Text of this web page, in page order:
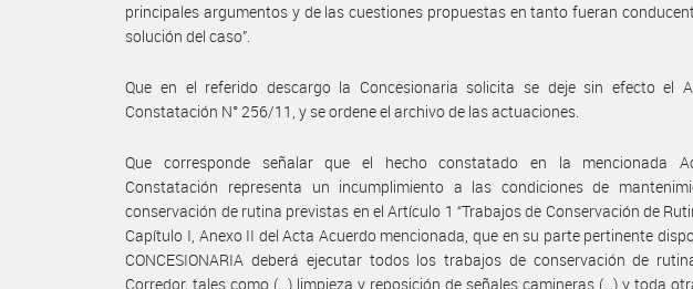
principales argumentos y de las cuestiones propuestas en tanto fueran
solución del caso”.
Que en el referido descargo la Concesionaria solicita se deje sin efecto el
Constatación N° 256/11, y se ordene el archivo de las actuaciones.
Que corresponde señalar que el hecho constatado en la mencionada
Constatación representa un incumplimiento a las condiciones de
conservación de rutina previstas en el Artículo 1 “Trabajos de Conservación de
Capítulo I, Anexo II del Acta Acuerdo mencionada, que en su parte pertinente
CONCESIONARIA deberá ejecutar todos los trabajos de conservación de
Corredor, tales como (…) limpieza y reposición de señales camineras (…) y toda